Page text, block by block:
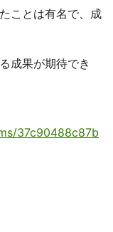
ことは有名で、成
成果が期待でき
37c90488c87b